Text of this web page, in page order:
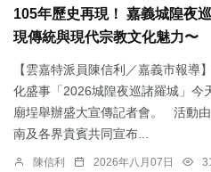
105年歷史再現！ 嘉義城隍夜
現傳統與現代宗教文化魅力〜
【雲嘉特派員陳信利／嘉義市報導
化盛事「2026城隍夜巡諸羅城」今
廟埕舉辦盛大宣傳記者會。 活動
南及各界貴賓共同宣布...
陳信利 2026年八月07日